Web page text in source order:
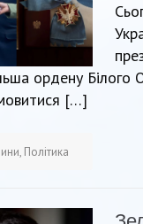
ордену
[…]
, Політика